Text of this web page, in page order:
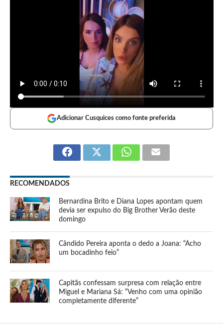
Adicionar Cusquices como fonte preferida
RECOMENDADOS
Bernardina Brito e Diana Lopes apontam quem
devia ser expulso do Big Brother Verão deste
domingo
Cândido Pereira aponta o dedo a Joana: “Acho
um bocadinho feio”
Capitãs confessam surpresa com relação entre
Miguel e Mariana Sá: “Venho com uma opinião
completamente diferente”